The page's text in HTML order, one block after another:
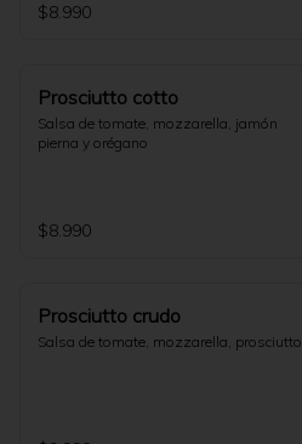
$8.990
Prosciutto cotto
Salsa de tomate, mozzarella, jamón
pierna y orégano
$8.990
Prosciutto crudo
Salsa de tomate, mozzarella, prosciutto